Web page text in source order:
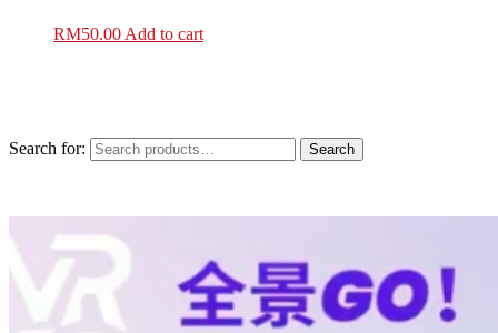
RM50.00 Add to cart
Search for: Search